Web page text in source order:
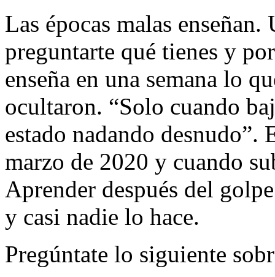
Las épocas malas
preguntarte qué tienes y
enseña en una semana lo
ocultaron. “Solo cuando
estado nadando desnudo”.
marzo de 2020 y cuando
Aprender después del
y casi nadie lo hace.
Pregúntate lo siguiente